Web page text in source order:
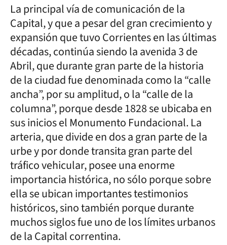
La principal vía de comunicación de la
Capital, y que a pesar del gran crecimiento y
expansión que tuvo Corrientes en las últimas
décadas, continúa siendo la avenida 3 de
Abril, que durante gran parte de la historia
de la ciudad fue denominada como la “calle
ancha”, por su amplitud, o la “calle de la
columna”, porque desde 1828 se ubicaba en
sus inicios el Monumento Fundacional. La
arteria, que divide en dos a gran parte de la
urbe y por donde transita gran parte del
tráfico vehicular, posee una enorme
importancia histórica, no sólo porque sobre
ella se ubican importantes testimonios
históricos, sino también porque durante
muchos siglos fue uno de los límites urbanos
de la Capital correntina.